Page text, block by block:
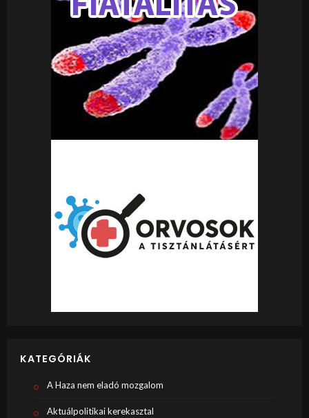
KATEGÓRIÁK
A Haza nem eladó mozgalom
Aktuálpolitikai kerekasztal